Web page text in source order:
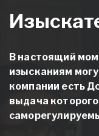
В настоящий
изысканиям
компании есть
выдача